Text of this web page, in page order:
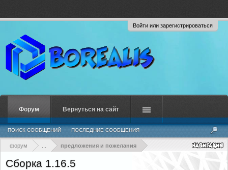
Войти или зарегистрироваться
форум предложения и пожелания
Сборка 1.16.5
Форум
ПОИСК СООБЩЕНИЙ ПОСЛЕДНИЕ СООБЩЕНИЯ
Вернуться на сайт